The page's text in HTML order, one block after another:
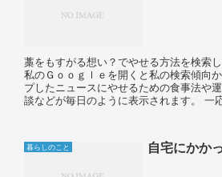
藁をもすがる想い？でやせる方法を検索
私のＧｏｏｇｌｅを開くと私の検索傾向
プしたニュースにやせるための食事法や
談などが毎日のように表示されます。 一
暮らしのこと 自宅にかか